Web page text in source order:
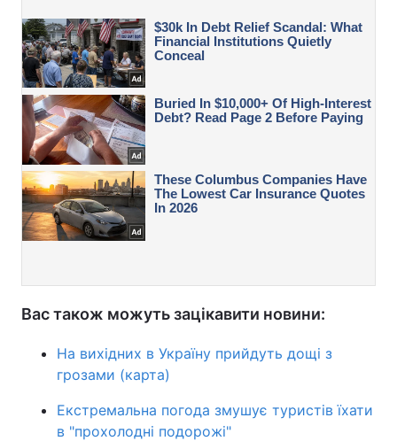
Вас також можуть зацікавити новини:
На вихідних в Україну прийдуть дощі з
грозами (карта)
Екстремальна погода змушує туристів їхати
в "прохолодні подорожі"